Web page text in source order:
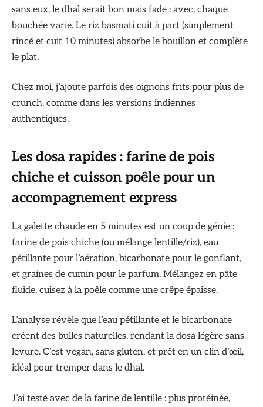
sans eux, le dhal serait bon mais fade : avec, chaque
bouchée varie. Le riz basmati cuit à part (simplement
rincé et cuit 10 minutes) absorbe le bouillon et complète
le plat.
Chez moi, j’ajoute parfois des oignons frits pour plus de
crunch, comme dans les versions indiennes
authentiques.
Les dosa rapides : farine de pois
chiche et cuisson poêle pour un
accompagnement express
La galette chaude en 5 minutes est un coup de génie :
farine de pois chiche (ou mélange lentille/riz), eau
pétillante pour l’aération, bicarbonate pour le gonflant,
et graines de cumin pour le parfum. Mélangez en pâte
fluide, cuisez à la poêle comme une crêpe épaisse.
L’analyse révèle que l’eau pétillante et le bicarbonate
créent des bulles naturelles, rendant la dosa légère sans
levure. C’est vegan, sans gluten, et prêt en un clin d’œil,
idéal pour tremper dans le dhal.
J’ai testé avec de la farine de lentille : plus protéinée,